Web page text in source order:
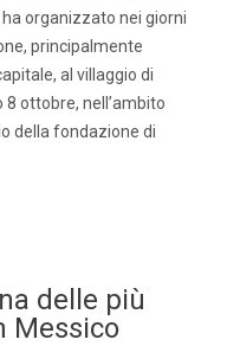
organizzato nei giorni
principalmente
al villaggio di
8 ottobre, nell’ambito
della fondazione di
delle più
Messico